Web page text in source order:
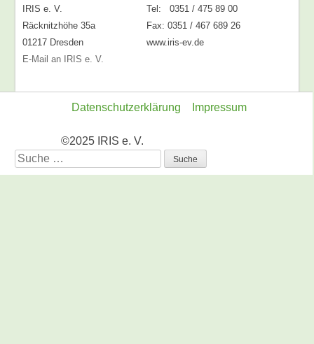
IRIS e. V.
Tel: 0351 / 475 89 00
Räcknitzhöhe 35a
Fax: 0351 / 467 689 26
01217 Dresden
www.iris-ev.de
E-Mail an IRIS e. V.
Datenschutzerklärung Impressum
©2025 IRIS e. V.
Suche
nach: